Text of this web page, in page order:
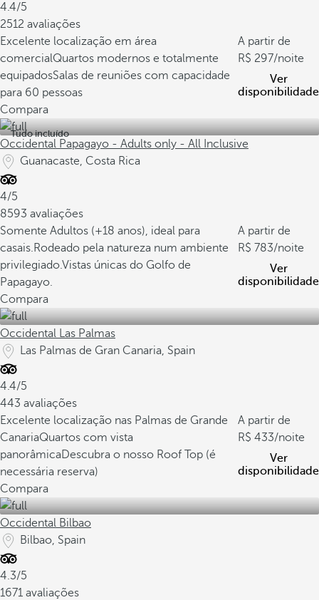
4.4/5
2512 avaliações
Excelente localização em área
comercialQuartos modernos e totalmente
equipadosSalas de reuniões com capacidade
para 60 pessoas
A partir de
297/noite
Ver
disponibilidade
Compara
Tudo incluído
Occidental Papagayo - Adults only - All Inclusive
Guanacaste, Costa Rica
4/5
8593 avaliações
Somente Adultos (+18 anos), ideal para
casais.Rodeado pela natureza num ambiente
privilegiado.Vistas únicas do Golfo de
Papagayo.
A partir de
783/noite
Ver
disponibilidade
Compara
Occidental Las Palmas
Las Palmas de Gran Canaria, Spain
4.4/5
443 avaliações
Excelente localização nas Palmas de Grande
CanariaQuartos com vista
panorâmicaDescubra o nosso Roof Top (é
necessária reserva)
A partir de
433/noite
Ver
disponibilidade
Compara
Occidental Bilbao
Bilbao, Spain
4.3/5
1671 avaliações